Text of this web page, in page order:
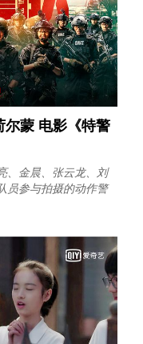
尔蒙 电影《特警
、金晨、张云龙、刘
员参与拍摄的动作警